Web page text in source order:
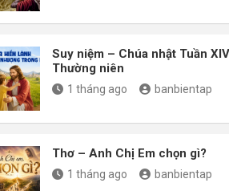
Suy niệm – Chúa nhật Tuần XIV
Thường niên
1 tháng ago banbientap
Thơ – Anh Chị Em chọn gì?
1 tháng ago banbientap